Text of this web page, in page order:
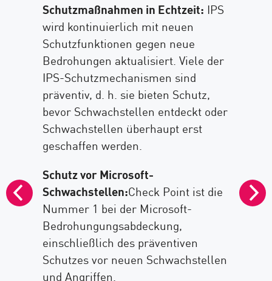
Schutzmaßnahmen in Echtzeit: IPS
wird kontinuierlich mit neuen
Schutzfunktionen gegen neue
Bedrohungen aktualisiert. Viele der
IPS-Schutzmechanismen sind
präventiv, d. h. sie bieten Schutz,
bevor Schwachstellen entdeckt oder
Schwachstellen überhaupt erst
geschaffen werden.
Schutz vor Microsoft-
Schwachstellen:Check Point ist die
Nummer 1 bei der Microsoft-
Bedrohungungsabdeckung,
einschließlich des präventiven
Schutzes vor neuen Schwachstellen
und Angriffen.